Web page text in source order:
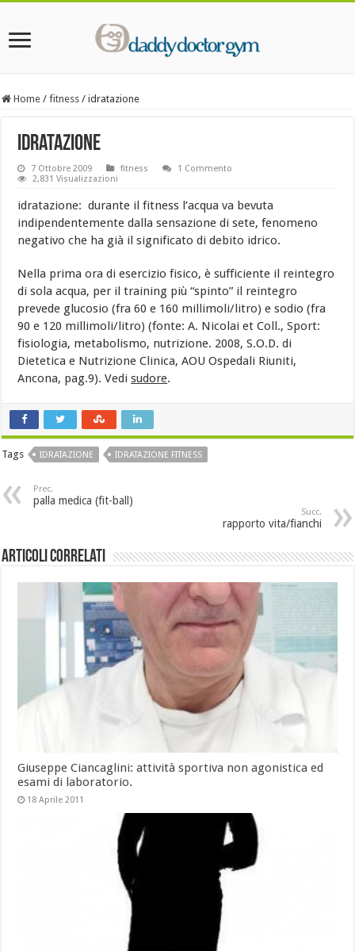
Home / fitness / idratazione
idratazione
7 Ottobre 2009 fitness
1 Commento
2,831 Visualizzazioni
idratazione: durante il fitness l’acqua va bevuta
indipendentemente dalla sensazione di sete, fenomeno
negativo che ha già il significato di debito idrico.
Nella prima ora di esercizio fisico, è sufficiente il reintegro
di sola acqua, per il training più “spinto” il reintegro
prevede glucosio (fra 60 e 160 millimoli/litro) e sodio (fra
90 e 120 millimoli/litro) (fonte: A. Nicolai et Coll., Sport:
fisiologia, metabolismo, nutrizione. 2008, S.O.D. di
Dietetica e Nutrizione Clinica, AOU Ospedali Riuniti,
Ancona, pag.9). Vedisudore.
Tags IDRATAZIONE IDRATAZIONE FITNESS
Prec.
palla medica (fit-ball)
Succ.
rapporto vita/fianchi
Articoli Correlati
Giuseppe Ciancaglini: attività sportiva non agonistica ed
esami di laboratorio.
18 Aprile 2011